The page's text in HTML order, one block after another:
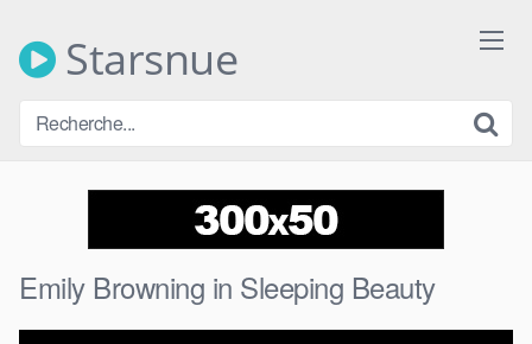
contentStarsnue
Emily Browning in Sleeping Beauty